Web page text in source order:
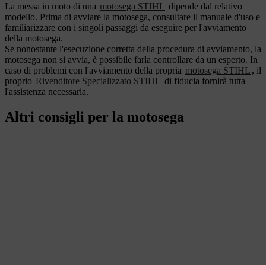
La messa in moto di una motosega STIHL dipende dal relativo
modello. Prima di avviare la motosega, consultare il manuale d'uso e
familiarizzare con i singoli passaggi da eseguire per l'avviamento
della motosega.
Se nonostante l'esecuzione corretta della procedura di avviamento, la
motosega non si avvia, è possibile farla controllare da un esperto. In
caso di problemi con l'avviamento della propria motosega STIHL , il
proprio Rivenditore Specializzato STIHL di fiducia fornirà tutta
l'assistenza necessaria.
Altri consigli per la motosega